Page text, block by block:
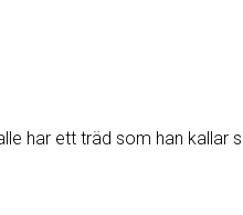
har ett träd som han